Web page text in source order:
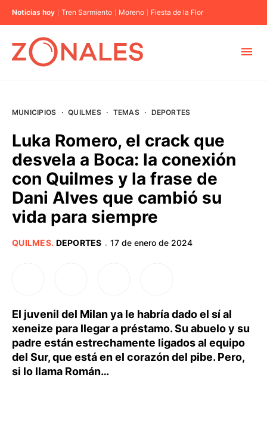
Noticias hoy Tren Sarmiento Moreno Fiesta de la Flor
BUENOS AIRES
PROVINCIAS
MUNICIPIOS · QUILMES · TEMAS · DEPORTES
Luka Romero, el crack que
desvela a Boca: la conexión
con Quilmes y la frase de
Dani Alves que cambió su
vida para siempre
QUILMES. DEPORTES · 17 de enero de 2024
El juvenil del Milan ya le habría dado el sí al
xeneize para llegar a préstamo. Su abuelo y su
padre están estrechamente ligados al equipo
del Sur, que está en el corazón del pibe. Pero,
si lo llama Román…